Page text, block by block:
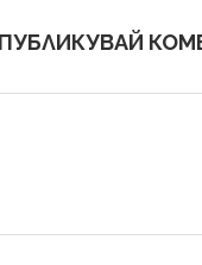
ПУБЛИКУВАЙ